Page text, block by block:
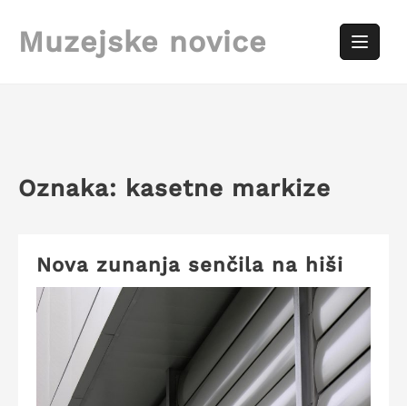
content
Muzejske novice
Oznaka: kasetne markize
Nova zunanja senčila na hiši